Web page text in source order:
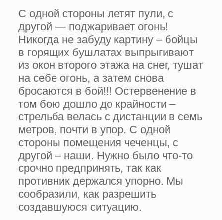
С одной стороны летят пули, с
другой — под­жаривает огонь!
Никогда не забуду картину – бойцы
в горящих бушлатах выпрыгива­ют
из окон второго этажа на снег, тушат
на себе огонь, а затем снова
бросаются в бой!!! Остервенение в
том бою дошло до крайности –
стрельба велась с дис­танции в семь
метров, почти в упор. С одной
стороны помещения чеченцы, с
другой – наши. Нужно было что-то
срочно предпринять, так как
противник держался упорно. Мы
сообразили, как разрешить
создавшуюся ситуацию.